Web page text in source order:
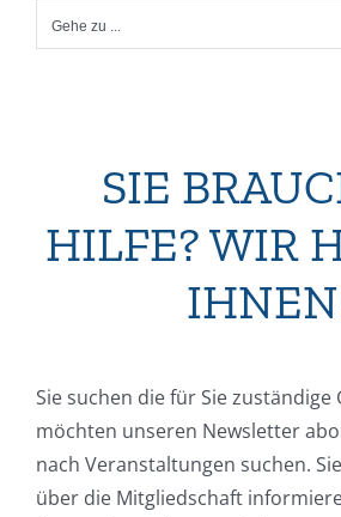
Gehe zu ...
SIE
HILFE? WIR
Sie suchen die für Sie zuständige
möchten unseren Newsletter
nach Veranstaltungen suchen.
über die Mitgliedschaft